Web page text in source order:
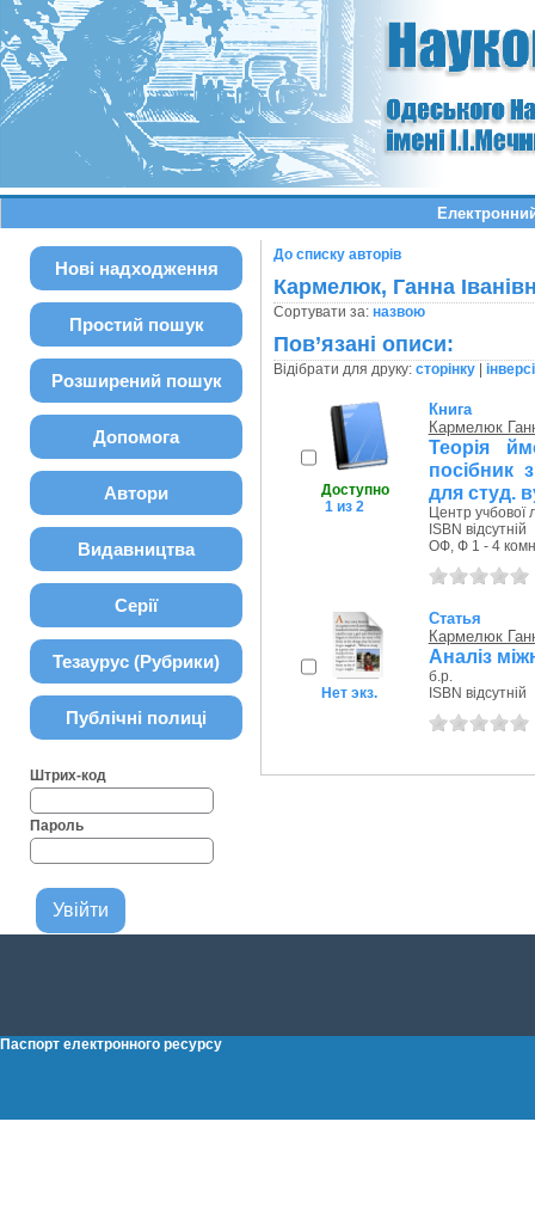
Нові надходження
Простий пошук
Розширений пошук
Допомога
Автори
Видавництва
Серії
Тезаурус (Рубрики)
Публічні полиці
Штрих-код
Пароль
До списку авторів
Кармелюк, Ганна
Сортувати за: назвою
Пов’язані описи:
Відібрати для друку: сторінку|
Доступно
1 из 2
Книга
Кармелюк
Теорія
посібник
для студ.
Центр учбової
ISBN відсутній
ОФ, Ф 1 - 4
Нет экз.
Статья
Кармелюк
Аналіз
б.р.
ISBN відсутній
Паспорт електронного ресурсу